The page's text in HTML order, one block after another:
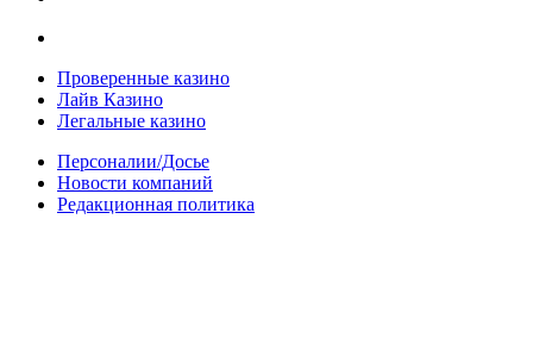
Проверенные казино
Лайв Казино
Легальные казино
Персоналии/Досье
Новости компаний
Редакционная политика